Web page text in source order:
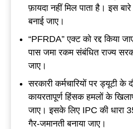
फ़ायदा नहीं मिल पाता है। इस
बनाई जाए।
“PFRDA” एक्ट को रद्द किया
पास जमा रकम संबंधित राज्य
जाए।
सरकारी कर्मचारियों पर ड्यूटी के
कायरतापूर्ण हिंसक हमलों के
जाए। इसके लिए IPC की धारा
गैर-जमानती बनाया जाए।